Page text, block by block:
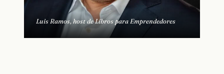
Luis Ramos, host de Libros para Emprendedores